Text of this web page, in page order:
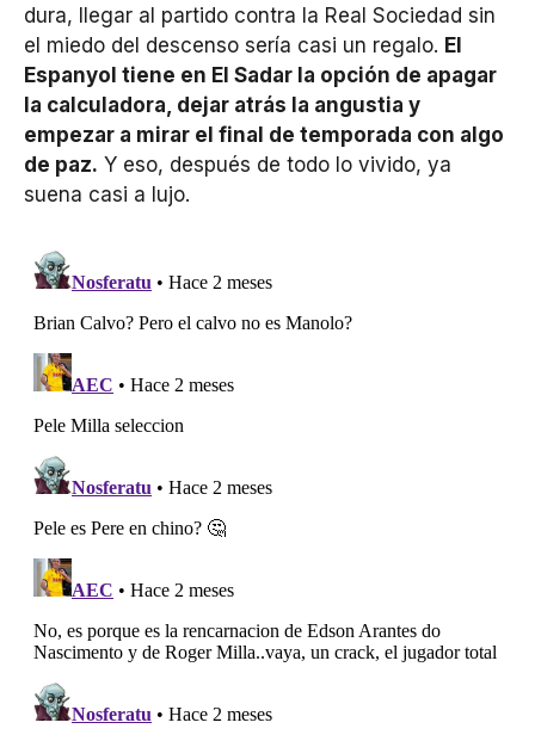
dura, llegar al partido contra la Real Sociedad sin
el miedo del descenso sería casi un regalo. El
Espanyol tiene en El Sadar la opción de apagar
la calculadora, dejar atrás la angustia y
empezar a mirar el final de temporada con algo
de paz. Y eso, después de todo lo vivido, ya
suena casi a lujo.